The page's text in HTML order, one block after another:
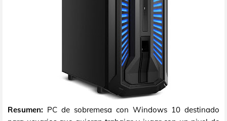
Resumen: PC de sobremesa con Windows 10 destinado